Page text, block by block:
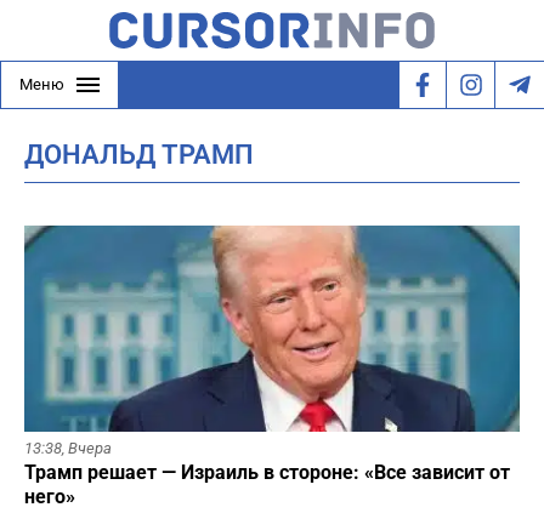
Меню
ДОНАЛЬД ТРАМП
13:38, Вчера
Трамп решает — Израиль в стороне: «Все зависит от
него»